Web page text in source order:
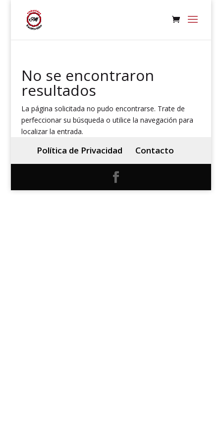
No se encontraron
resultados
La página solicitada no pudo encontrarse. Trate de
perfeccionar su búsqueda o utilice la navegación para
localizar la entrada.
Política de Privacidad Contacto